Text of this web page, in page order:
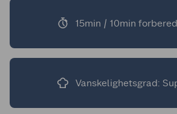
15min / 10min
Vanskelighetsgrad: